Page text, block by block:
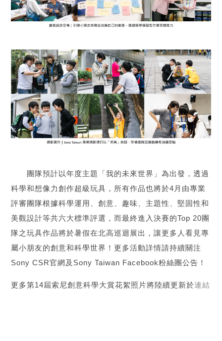
團隊預計以年度主題「我的未來世界」為出發，透過
科學和想像力創作超級玩具，所有作品也將於4月由專業
評審團隊根據科學運用、創意、趣味、主題性、堅固性和
美觀設計等共六大標準評選，而最終進入決賽的Top 20團
隊之玩具作品將於暑假在北高巡迴展出，讓更多人看見專
屬小朋友的創意和科學世界！更多活動詳情請持續關注
Sony CSR官網及Sony Taiwan Facebook粉絲團公告！
更多第14屆索尼創意科學大賞花絮照片將陸續更新於連結